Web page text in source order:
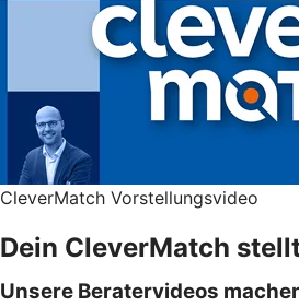
CleverMatch Vorstellungsvideo
Dein CleverMatch
Unsere Beratervideos